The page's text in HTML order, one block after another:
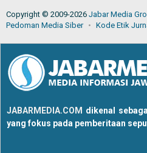
Copyright © 2009-2026 Jabar Media
Pedoman Media Siber
Kode Etik
JABARMEDIA.COM dikenal
yang fokus pada pemberitaan